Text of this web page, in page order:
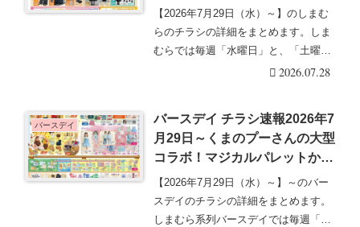
おかだゆり夏～秋まで使えるコ
ーデも！田中里奈、Hinaのブ
ラックフォーマル！
【2026年7月29日（水）～】のしまむ
らのチラシの詳細をまとめます。しま
むらでは毎週「水曜日」と、「土曜
日」などに最新・・・続きを読む
2026.07.28
バースデイ
バースデイ チラシ速報2026年7
月29日～くまのプーさんの大型
コラボ！マジカルパレットから
ディズニーの秋の子供服も新発
売！
【2026年7月29日（水）～】～のバー
スデイのチラシの詳細をまとめます。
しまむら系列バースデイでは毎週「水